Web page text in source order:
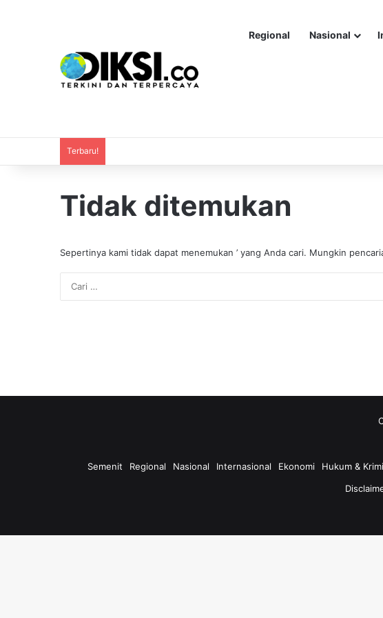
Regional Nasional
Terbaru!
Tidak ditemukan
Sepertinya kami tidak dapat menemukan ’ yang Anda cari. Mungkin
Semenit Regional Nasional Internasional Ekonomi Hukum &